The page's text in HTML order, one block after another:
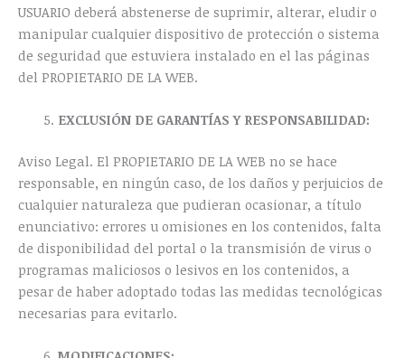
USUARIO deberá abstenerse de suprimir, alterar, eludir o
manipular cualquier dispositivo de protección o sistema
de seguridad que estuviera instalado en el las páginas
del PROPIETARIO DE LA WEB.
EXCLUSIÓN DE GARANTÍAS Y RESPONSABILIDAD:
Aviso Legal. El PROPIETARIO DE LA WEB no se hace
responsable, en ningún caso, de los daños y perjuicios de
cualquier naturaleza que pudieran ocasionar, a título
enunciativo: errores u omisiones en los contenidos, falta
de disponibilidad del portal o la transmisión de virus o
programas maliciosos o lesivos en los contenidos, a
pesar de haber adoptado todas las medidas tecnológicas
necesarias para evitarlo.